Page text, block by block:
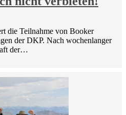
die Teilnahme von Booker
der DKP. Nach wochenlanger
der…